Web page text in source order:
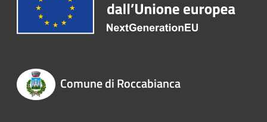
Comune di Roccabianca